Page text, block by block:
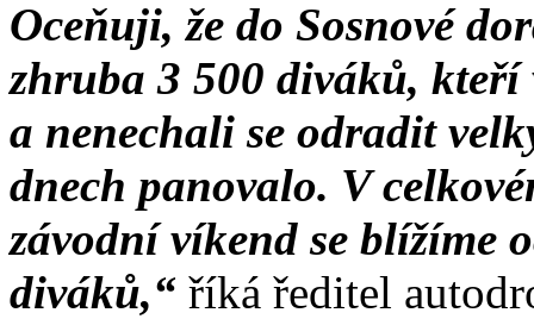
Oceňuji, že do Sosnové
zhruba 3 500 diváků,
a nenechali se odradit
dnech panovalo. V
závodní víkend se blížíme
diváků,“ říká ředitel